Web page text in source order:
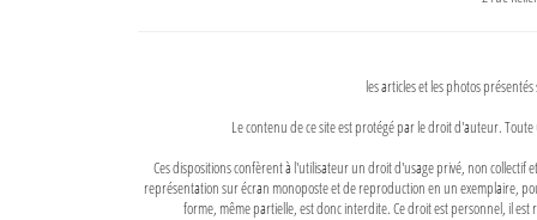
les articles et les photos
Le contenu de ce site est protégé par le droit d'auteur.
Ces dispositions confèrent à l'utilisateur un droit d'usage privé, non
représentation sur écran monoposte et de reproduction en un exemplaire,
forme, même partielle, est donc interdite. Ce droit est personnel, il